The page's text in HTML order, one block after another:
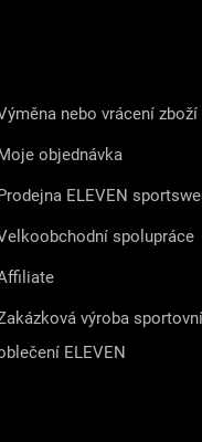
nebo vrácení zboží
Moje objednávka
Prodejna ELEVEN
spolupráce
výroba
ELEVEN